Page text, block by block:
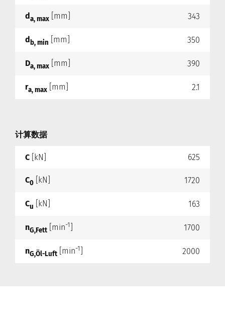
da, max [mm] 343
db, min [mm] 350
Da, max [mm] 390
ra, max [mm] 2.1
计算数据
C [kN] 625
C0 [kN] 1720
Cu [kN] 163
nG,Fett [min-1 1700
nG,Öl-Luft [min-1 2000